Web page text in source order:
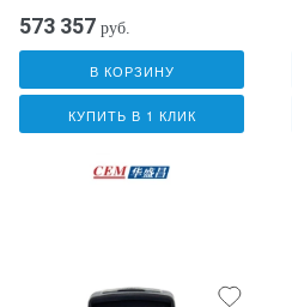
573 357 руб.
В КОРЗИНУ
КУПИТЬ В 1 КЛИК